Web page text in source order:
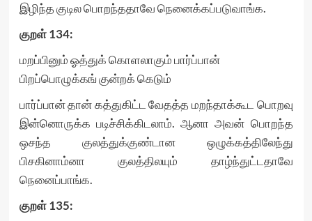
இழிந்த குடில பொறந்ததாவே நெனைக்கப்படுவாங்க.
குறள் 134:
மறப்பினும் ஓத்துக் கொளலாகும் பார்ப்பான்
பிறப்பொழுக்கங் குன்றக் கெடும்
பார்ப்பான் தான் கத்துகிட்ட வேதத்த மறந்தாக்கூட பொறவு
இன்னொருக்க படிச்சிக்கிடலாம். ஆனா அவன் பொறந்த
ஒசந்த குலத்துக்குண்டான ஒழுக்கத்திலேந்து
பிசகினாம்னா குலத்திலயும் தாழ்ந்துட்டதாவே
நெனைப்பாங்க.
குறள் 135: